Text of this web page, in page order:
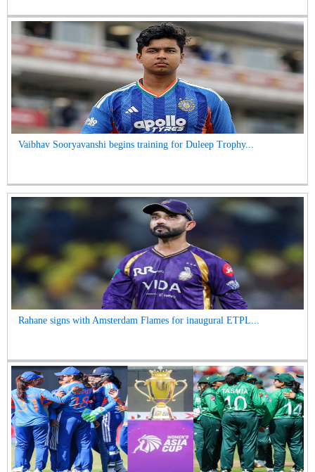
Vaibhav Sooryavanshi begins training for Duleep Trophy...
Rahane signs with Amsterdam Flames for inaugural ETPL...